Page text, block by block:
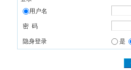
用户名
密 码
隐身登录 是